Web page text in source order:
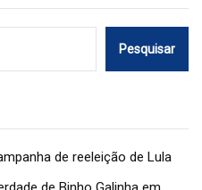
Pesquisar
de reeleição de Lula